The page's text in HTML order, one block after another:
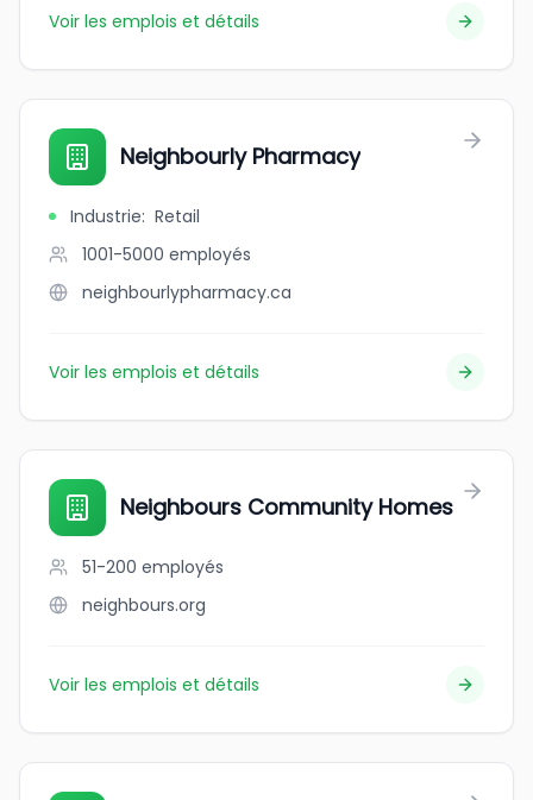
Voir les emplois et détails
Neighbourly Pharmacy
Industrie: Retail
1001-5000 employés
neighbourlypharmacy.ca
Voir les emplois et détails
Neighbours Community Homes
51-200 employés
neighbours.org
Voir les emplois et détails